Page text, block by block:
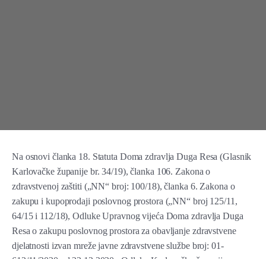
Na osnovi članka 18. Statuta Doma zdravlja Duga Resa (Glasnik
Karlovačke županije br. 34/19), članka 106. Zakona o
zdravstvenoj zaštiti („NN“ broj: 100/18), članka 6. Zakona o
zakupu i kupoprodaji poslovnog prostora („NN“ broj 125/11,
64/15 i 112/18), Odluke Upravnog vijeća Doma zdravlja Duga
Resa o zakupu poslovnog prostora za obavljanje zdravstvene
djelatnosti izvan mreže javne zdravstvene službe broj: 01-